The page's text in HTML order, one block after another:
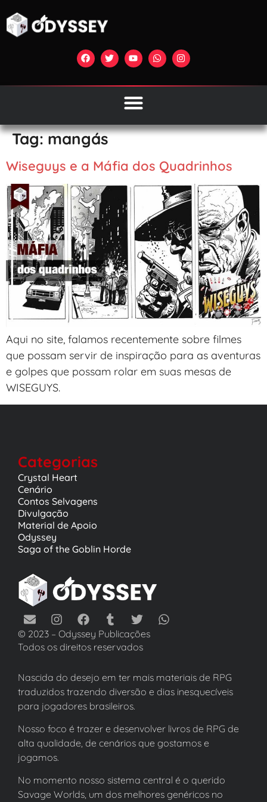
Tag:mangás
Wiseguys e a Máfia dos Quadrinhos
Aqui no site, falamos recentemente sobre filmes
que possam servir de inspiração para as aventuras
e golpes que possam rolar em suas mesas de
WISEGUYS.
Categorias
Crystal Heart
Cenário
Contos Selvagens
Divulgação
Material de Apoio
Odyssey
Saga of the Goblin Horde
© 2023 – Odyssey Publicações
Todos os direitos reservados
Nascida do desejo em ter mais materiais de RPG
traduzidos trazendo diversão e dias inesquecíveis
para jogadores brasileiros.
Nosso foco é trazer e desenvolver livros de RPG de
alta qualidade, de cenários que gostamos e
jogamos.
No momento nosso sistema central é o querido
Savage Worlds, um dos melhores genéricos no